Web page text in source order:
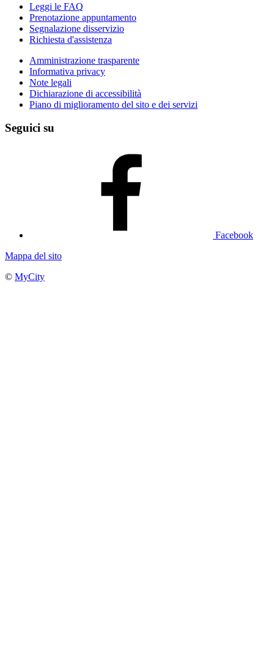
Leggi le FAQ
Prenotazione appuntamento
Segnalazione disservizio
Richiesta d'assistenza
Amministrazione trasparente
Informativa privacy
Note legali
Dichiarazione di accessibilità
Piano di miglioramento del sito e dei servizi
Seguici su
Facebook
Mappa del sito
© MyCity